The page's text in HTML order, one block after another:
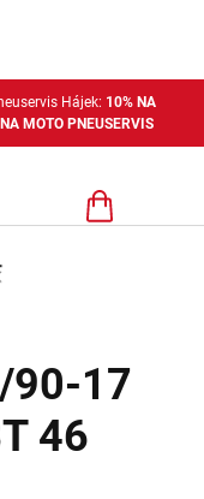
Hájek: 10% NA
MOTO PNEUSERVIS
Nákupní
90-17
46